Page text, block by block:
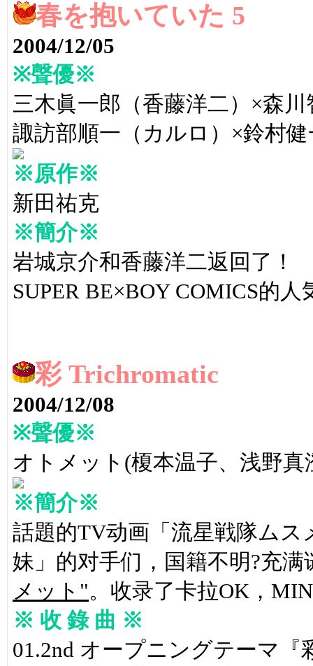
春を抱いていた 5
2004/12/05
※聲優※
三木眞一郎（香藤洋二）×森
諏訪部順一（カルロ）×鈴村
※原作※
新田祐克
※簡介※
岩城京介和香藤洋二返回了！
SUPER BE×BOY COMICS的
彩 Trichromatic
2004/12/08
※聲優※
オトメット(榎本温子、浅野
※簡介※
話題的TV动画「流星戦隊ムス
妹」的对手们，国籍不明?充满
メット"。收录了卡拉OK，
※ 收 錄 曲 ※
01.2nd オープニングテーマ